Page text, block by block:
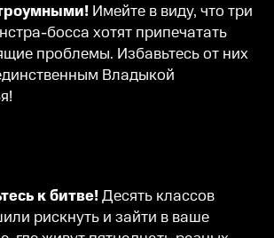
Имейте в виду, что три
босса хотят припечатать
проблемы. Избавьтесь от них
Владыкой
к битве!Десять классов
рискнуть и зайти в ваше